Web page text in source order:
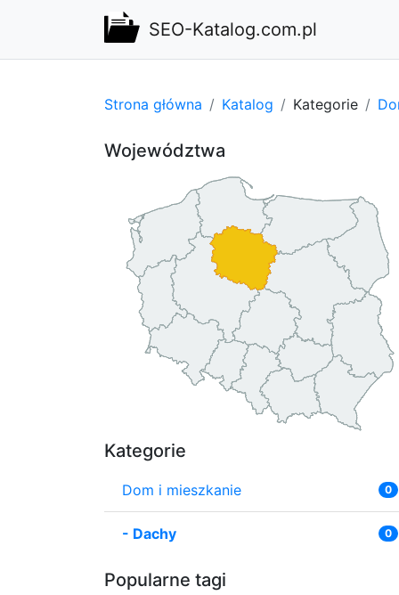
SEO-Katalog.com.pl
Strona główna Katalog Kategorie
Województwa
Kategorie
Dom i mieszkanie 0
- Dachy 0
Popularne tagi